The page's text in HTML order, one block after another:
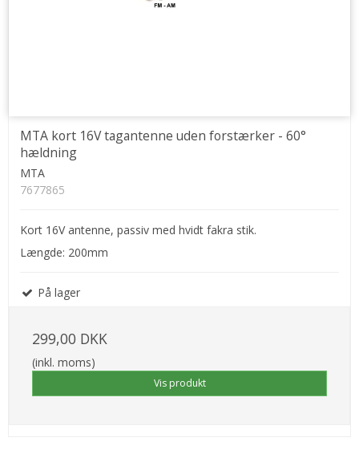
MTA kort 16V tagantenne uden forstærker - 60°
hældning
MTA
7677865
Kort 16V antenne, passiv med hvidt fakra stik.
Længde: 200mm
På lager
299,00 DKK
(inkl. moms)
Vis produkt